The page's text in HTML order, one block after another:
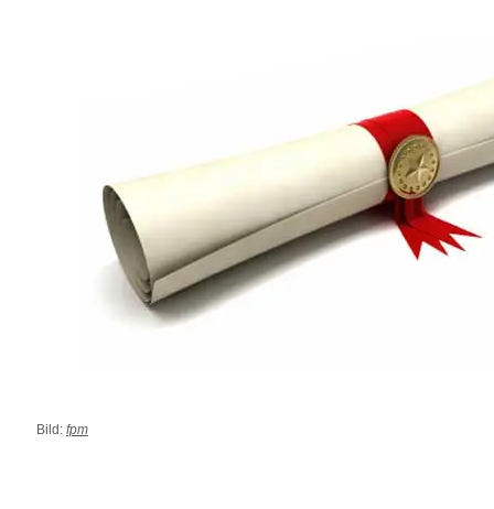
Bild: fpm